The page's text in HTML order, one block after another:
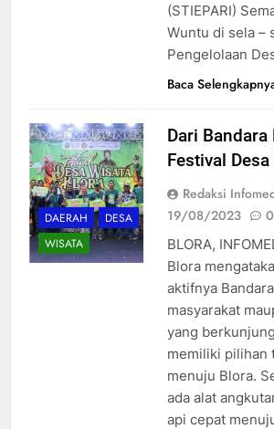
(STIEPARI)
Wuntu di sela –
Pengelolaan
Baca
DAERAH
DESA
WISATA
Dari
Festival
Redaksi
19/08/2023
0
BLORA,
Blora
aktifnya
masyarakat
yang
memiliki pilihan
menuju Blora.
ada alat
api cepat